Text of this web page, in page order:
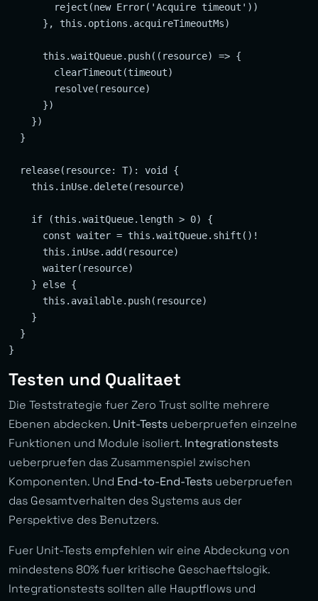
        reject(new Error('Acquire timeout'))
      }, this.options.acquireTimeoutMs)
      this.waitQueue.push((resource) => {
        clearTimeout(timeout)
        resolve(resource)
      })
    })
  }
  release(resource: T): void {
    this.inUse.delete(resource)
    if (this.waitQueue.length > 0) {
      const waiter = this.waitQueue.shift()!
      this.inUse.add(resource)
      waiter(resource)
    } else {
      this.available.push(resource)
    }
  }
Testen und Qualitaet
Die Teststrategie fuer Zero Trust sollte mehrere
Ebenen abdecken. Unit-Tests ueberpruefen einzelne
Funktionen und Module isoliert. Integrationstests
ueberpruefen das Zusammenspiel zwischen
Komponenten. Und End-to-End-Tests ueberpruefen
das Gesamtverhalten des Systems aus der
Perspektive des Benutzers.
Fuer Unit-Tests empfehlen wir eine Abdeckung von
mindestens 80% fuer kritische Geschaeftslogik.
Integrationstests sollten alle Hauptflows und